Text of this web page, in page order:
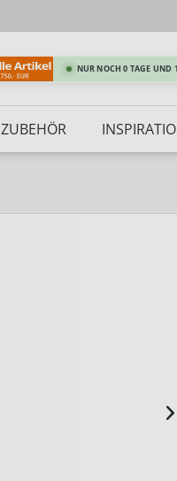
NUR NOCH 0 TAGE UND
ZUBEHÖR